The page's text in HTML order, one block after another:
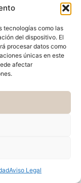
tecnologías como las
del dispositivo. El
procesar datos como
únicas en este
afectar
Aviso Legal